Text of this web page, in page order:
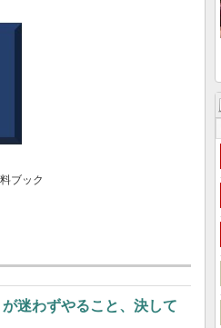
ブック
迷わずやること、決して